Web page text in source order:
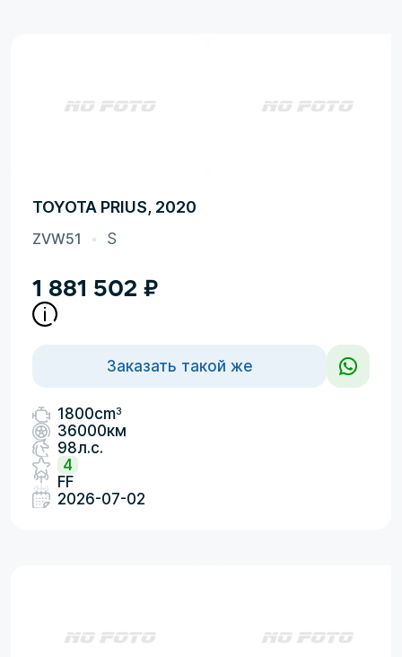
TOYOTA PRIUS, 2020
ZVW51 S
1 881 502 ₽
Заказать такой же
1800cm3
36000км
98л.с.
4
FF
2026-07-02